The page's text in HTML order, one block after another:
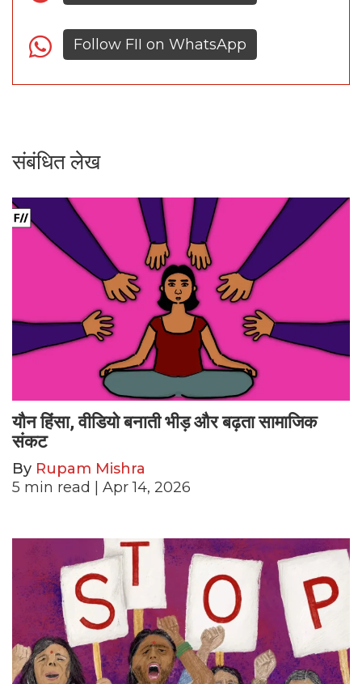
Follow FII on WhatsApp
संबंधित लेख
यौन हिंसा, वीडियो बनाती भीड़ और बढ़ता सामाजिक
संकट
By Rupam Mishra
5 min read | Apr 14, 2026